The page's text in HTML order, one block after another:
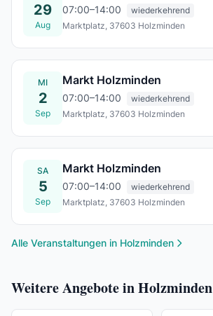
29
Aug
07:00–14:00
wiederkehrend
Marktplatz, 37603 Holzminden
MI
2
Sep
Markt Holzminden
07:00–14:00
wiederkehrend
Marktplatz, 37603 Holzminden
SA
5
Sep
Markt Holzminden
07:00–14:00
wiederkehrend
Marktplatz, 37603 Holzminden
Alle Veranstaltungen in Holzminden
Weitere Angebote in Holzminden